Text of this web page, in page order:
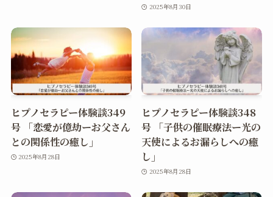
2025年8月30日
ヒプノセラピー体験談349
号 「恋愛が億劫ーお父さん
との関係性の癒し」
2025年8月28日
ヒプノセラピー体験談348
号 「子供の催眠療法ー光の
天使によるお漏らしへの癒
し」
2025年8月28日